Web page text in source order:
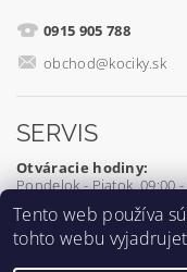
0915 905 788
obchod@kociky.sk
SERVIS
Otváracie hodiny:
Pondelok - Piatok 09:00 -
0905 539 927
Tento web používa
tohto webu